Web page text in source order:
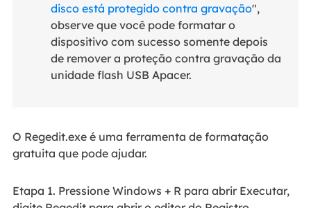
disco está protegido contra gravação",
observe que você pode formatar o
dispositivo com sucesso somente depois
de remover a proteção contra gravação da
unidade flash USB Apacer.
O Regedit.exe é uma ferramenta de formatação
gratuita que pode ajudar.
Etapa 1. Pressione Windows + R para abrir Executar,